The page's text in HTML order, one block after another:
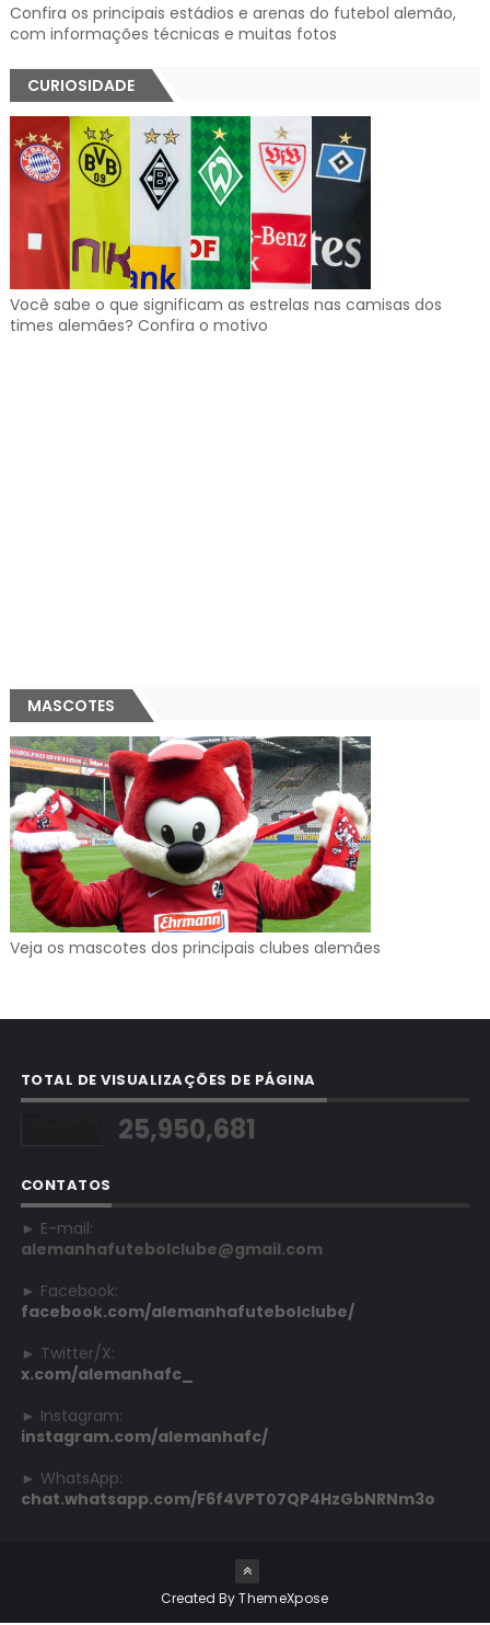
Confira os principais estádios e arenas do futebol alemão,
com informações técnicas e muitas fotos
CURIOSIDADE
Você sabe o que significam as estrelas nas camisas dos
times alemães? Confira o motivo
MASCOTES
Veja os mascotes dos principais clubes alemães
TOTAL DE VISUALIZAÇÕES DE PÁGINA
25,950,681
CONTATOS
► E-mail:
alemanhafutebolclube@gmail.com
► Facebook:
facebook.com/alemanhafutebolclube/
► Twitter/X:
x.com/alemanhafc_
► Instagram:
instagram.com/alemanhafc/
► WhatsApp:
chat.whatsapp.com/F6f4VPT07QP4HzGbNRNm3o
Created ByThemeXpose